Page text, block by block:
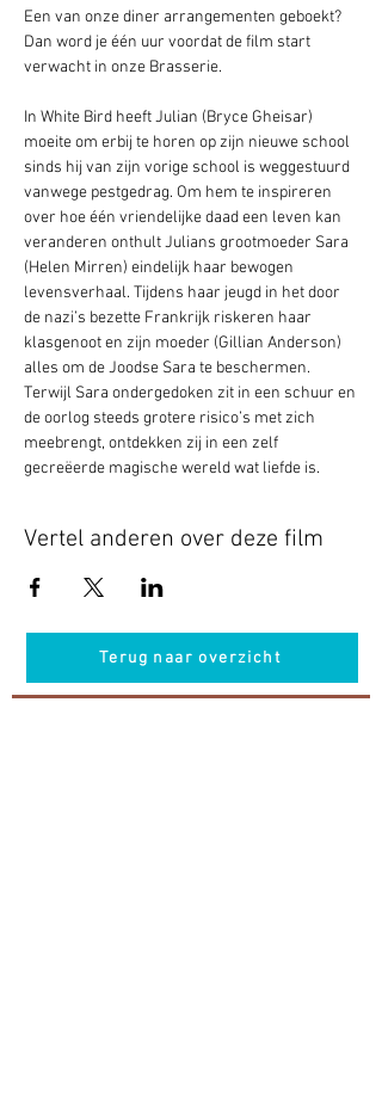
Een van onze diner arrangementen geboekt?
Dan word je één uur voordat de film start
verwacht in onze Brasserie.
In White Bird heeft Julian (Bryce Gheisar)
moeite om erbij te horen op zijn nieuwe school
sinds hij van zijn vorige school is weggestuurd
vanwege pestgedrag. Om hem te inspireren
over hoe één vriendelijke daad een leven kan
veranderen onthult Julians grootmoeder Sara
(Helen Mirren) eindelijk haar bewogen
levensverhaal. Tijdens haar jeugd in het door
de nazi’s bezette Frankrijk riskeren haar
klasgenoot en zijn moeder (Gillian Anderson)
alles om de Joodse Sara te beschermen.
Terwijl Sara ondergedoken zit in een schuur en
de oorlog steeds grotere risico’s met zich
meebrengt, ontdekken zij in een zelf
gecreëerde magische wereld wat liefde is.
Vertel anderen over deze film
Terug naar overzicht